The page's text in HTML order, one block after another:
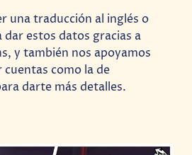
una traducción al inglés o
dar estos datos gracias a
y también nos apoyamos
como la de
darte más detalles.